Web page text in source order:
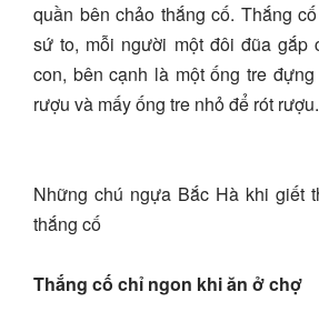
quần bên chảo thắng cố. Thắng
sứ to, mỗi người một đôi đũa gắp
con, bên cạnh là một ống tre
rượu và mấy ống tre nhỏ để rót rượu.
Những chú ngựa Bắc Hà khi giết
thắng cố
Thắng cố chỉ ngon khi ăn ở chợ